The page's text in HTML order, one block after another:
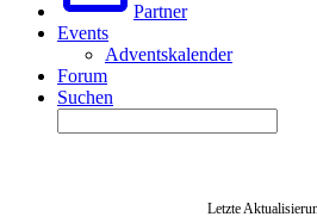
Partner
Events
Adventskalender
Forum
Suchen
Letzte